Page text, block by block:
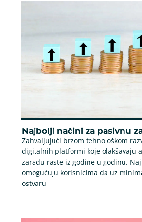
Najbolji načini za pasivnu
Zahvaljujući brzom tehnološkom
digitalnih platformi koje olakšavaju
zaradu raste iz godine u godinu.
omogućuju korisnicima da uz
ostvaru